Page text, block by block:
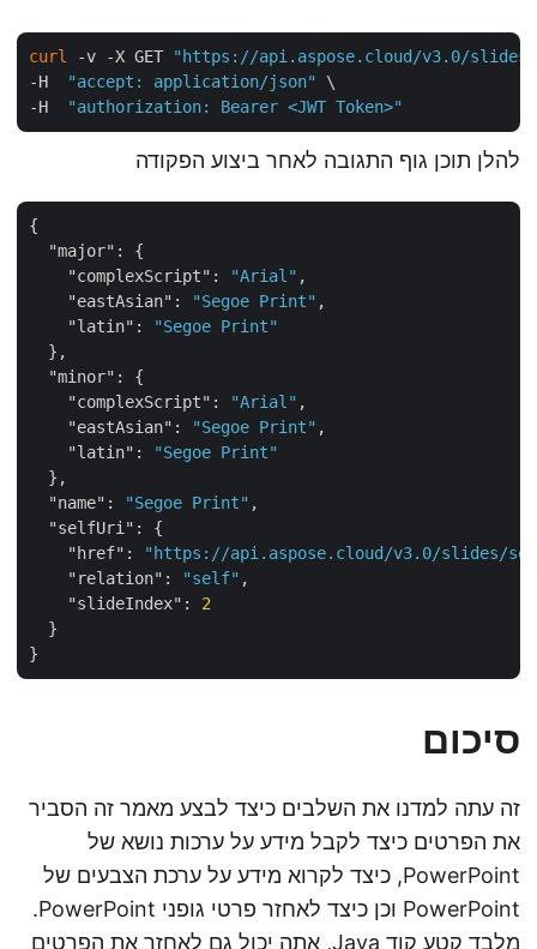
curl -v -X GET "https://api.aspose.cloud/v3.0/
-H "accept: application/json" \
-H "authorization: Bearer <JWT Token>"
להלן תוכן גוף התגובה לאחר ביצוע הפקודה
"major"
: {
"complexScript"
: "Arial"
"eastAsian"
: "Segoe Print"
"latin"
: "Segoe Print"
  },
"minor"
: {
"complexScript"
: "Arial"
"eastAsian"
: "Segoe Print"
"latin"
: "Segoe Print"
  },
"name"
: "Segoe Print"
"selfUri"
: {
"href"
: "https://api.aspose.cloud/v3.0/slides/
"relation"
: "self"
"slideIndex"
:
  }
סיכום
זה עתה למדנו את השלבים כיצד לבצע מאמר זה הסביר
את הפרטים כיצד לקבל מידע על ערכות נושא של
PowerPoint, כיצד לקרוא מידע על ערכת הצבעים של
PowerPoint וכן כיצד לאחזר פרטי גופני PowerPoint.
מלבד קטע קוד Java, אתה יכול גם לאחזר את הפרטים